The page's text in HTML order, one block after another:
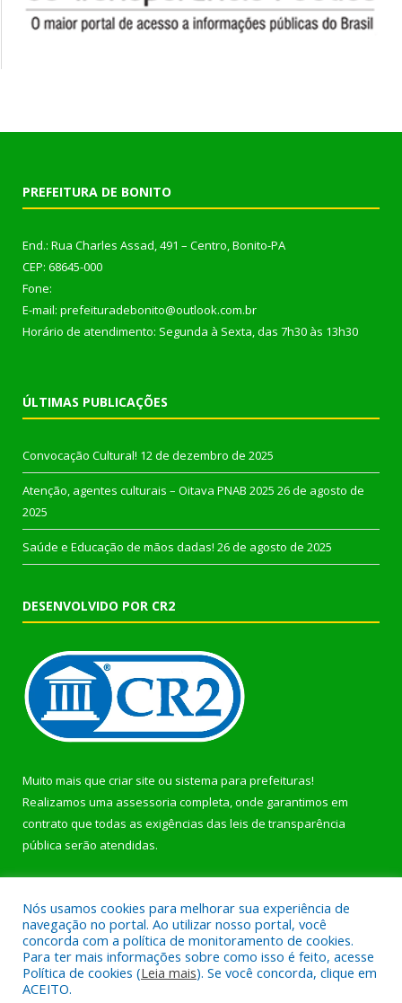
PREFEITURA DE BONITO
End.: Rua Charles Assad, 491 – Centro, Bonito-PA
CEP: 68645-000
Fone:
E-mail: prefeituradebonito@outlook.com.br
Horário de atendimento: Segunda à Sexta, das 7h30 às 13h30
ÚLTIMAS PUBLICAÇÕES
Convocação Cultural! 12 de dezembro de 2025
Atenção, agentes culturais – Oitava PNAB 2025 26 de agosto de
2025
Saúde e Educação de mãos dadas! 26 de agosto de 2025
DESENVOLVIDO POR CR2
Muito mais que criar site ou sistema para prefeituras!
Realizamos uma assessoria completa, onde garantimos em
contrato que todas as exigências das leis de transparência
pública serão atendidas.
Todos os direitos reservados a Prefeitura Municipal de Bonito.
Nós usamos cookies para melhorar sua experiência de
navegação no portal. Ao utilizar nosso portal, você
concorda com a política de monitoramento de cookies.
Para ter mais informações sobre como isso é feito, acesse
Política de cookies (Leia mais). Se você concorda, clique em
ACEITO.